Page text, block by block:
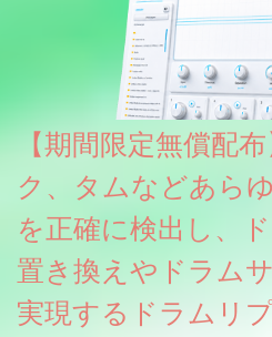
グラムされているプリセットも多
とももちろんできます。 ほとんど
度サンプリングしてベロシティで音
ELYSIONは違います。ビンテージ
複数のベロシティレイヤーにわた
することで、弱く演奏した場合と
る音色が得られます。単に音量を
せん。
【期間限定無償配
ク、タムなどあら
を正確に検出し、
置き換えやドラム
実現するドラムリ